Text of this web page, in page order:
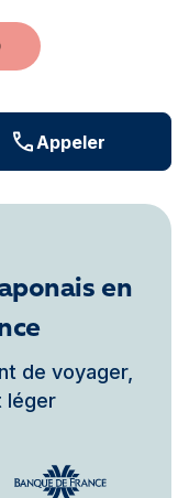
Appeler
en
de voyager,
léger